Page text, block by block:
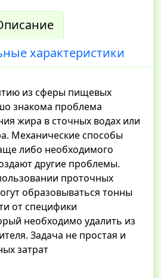
характеристики
из сферы пищевых
знакома проблема
жира в сточных водах или
Механические способы
либо необходимого
другие проблемы.
проточных
образовываться тонны
от специфики
необходимо удалить из
Задача не простая и
затрат